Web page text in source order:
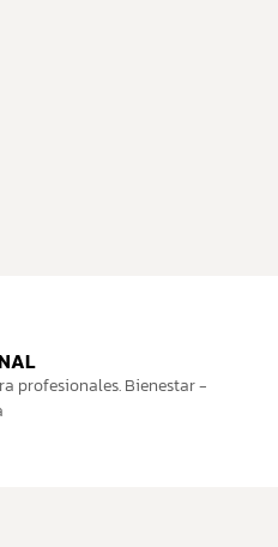
profesionales. Bienestar -